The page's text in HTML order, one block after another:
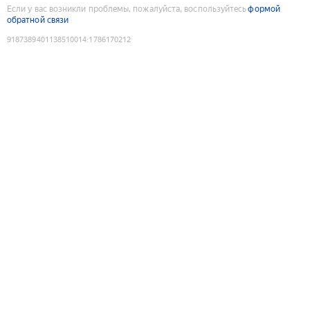
Если у вас возникли проблемы, пожалуйста, воспользуйтесьформой
обратной связи
9187389401138510014:1786170212